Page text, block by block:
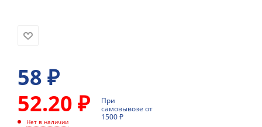
58 ₽
52.20 ₽
При
самовывозе от
1500 ₽
Нет в наличии